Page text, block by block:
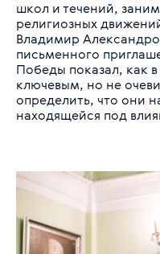
школ и течений,
религиозных
Владимир
письменного
Победы показал, как
ключевым, но не
определить, что они
находящейся под